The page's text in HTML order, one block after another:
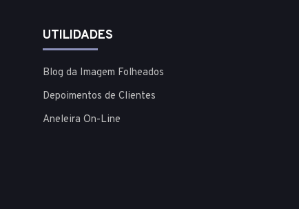
UTILIDADES
Blog da Imagem Folheados
Depoimentos de Clientes
Aneleira On-Line